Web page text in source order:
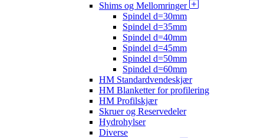
Shims og Mellomringer
Spindel d=30mm
Spindel d=35mm
Spindel d=40mm
Spindel d=45mm
Spindel d=50mm
Spindel d=60mm
HM Standardvendeskjær
HM Blanketter for profilering
HM Profilskjær
Skruer og Reservedeler
Hydrohylser
Diverse